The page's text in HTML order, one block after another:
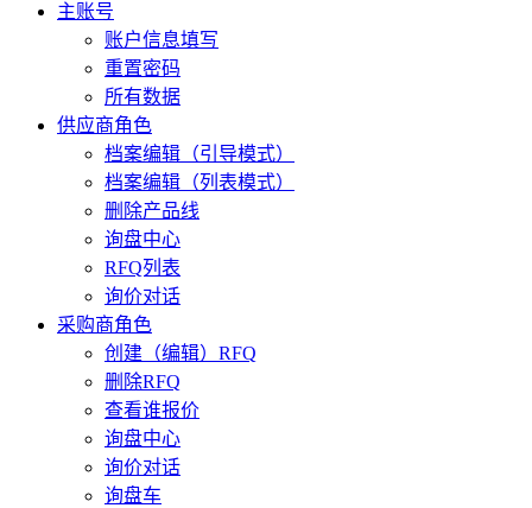
主账号
账户信息填写
重置密码
所有数据
供应商角色
档案编辑（引导模式）
档案编辑（列表模式）
删除产品线
询盘中心
RFQ列表
询价对话
采购商角色
创建（编辑）RFQ
删除RFQ
查看谁报价
询盘中心
询价对话
询盘车